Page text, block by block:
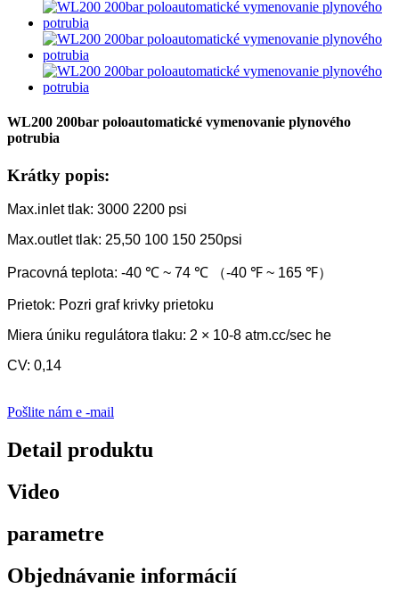
WL200 200bar poloautomatické vymenovanie plynového
potrubia
Krátky popis:
Max.inlet tlak: 3000 2200 psi
Max.outlet tlak: 25,50 100 150 250psi
Pracovná teplota: -40 ℃ ~ 74 ℃ （-40 ℉ ~ 165 ℉）
Prietok: Pozri graf krivky prietoku
Miera úniku regulátora tlaku: 2 × 10-8 atm.cc/sec he
CV: 0,14
Pošlite nám e -mail
Detail produktu
Video
parametre
Objednávanie informácií